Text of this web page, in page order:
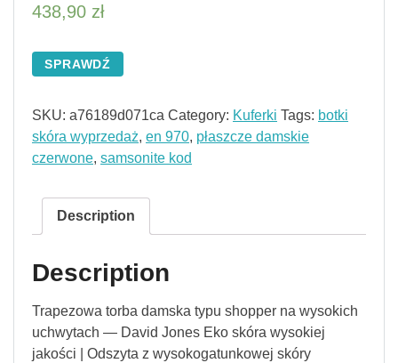
438,90 zł
SPRAWDŹ
SKU: a76189d071ca Category: Kuferki Tags: botki
skóra wyprzedaż, en 970, płaszcze damskie
czerwone, samsonite kod
Description
Description
Trapezowa torba damska typu shopper na wysokich
uchwytach — David Jones Eko skóra wysokiej
jakości | Odszyta z wysokogatunkowej skóry